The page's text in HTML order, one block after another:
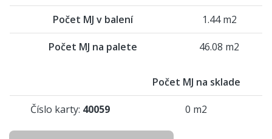
Počet MJ v balení 1.44 m2
Počet MJ na palete 46.08 m2
Počet MJ na sklade
Číslo karty: 40059 0 m2